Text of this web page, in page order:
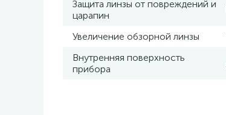
Защита линзы от повреждений и
царапин
Увеличение обзорной линзы
Внутренняя поверхность
прибора